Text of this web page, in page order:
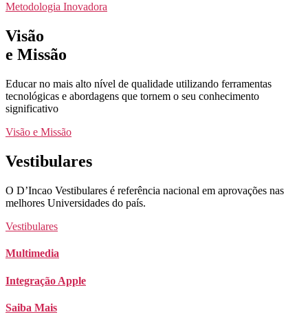
Metodologia Inovadora
Visão
e Missão
Educar no mais alto nível de qualidade utilizando ferramentas
tecnológicas e abordagens que tornem o seu conhecimento
significativo
Visão e Missão
Vestibulares
O D’Incao Vestibulares é referência nacional em aprovações nas
melhores Universidades do país.
Vestibulares
Multimedia
Integração Apple
Saiba Mais